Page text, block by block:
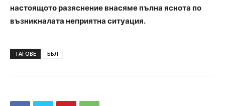
настоящото разяснение внасяме пълна яснота по
възникналата неприятна ситуация.
ТАГОВЕ ББЛ